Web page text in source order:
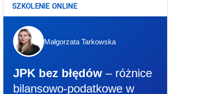
SZKOLENIE ONLINE
Małgorzata Tarkowska
JPK bez błędów – różnice
bilansowo-podatkowe w